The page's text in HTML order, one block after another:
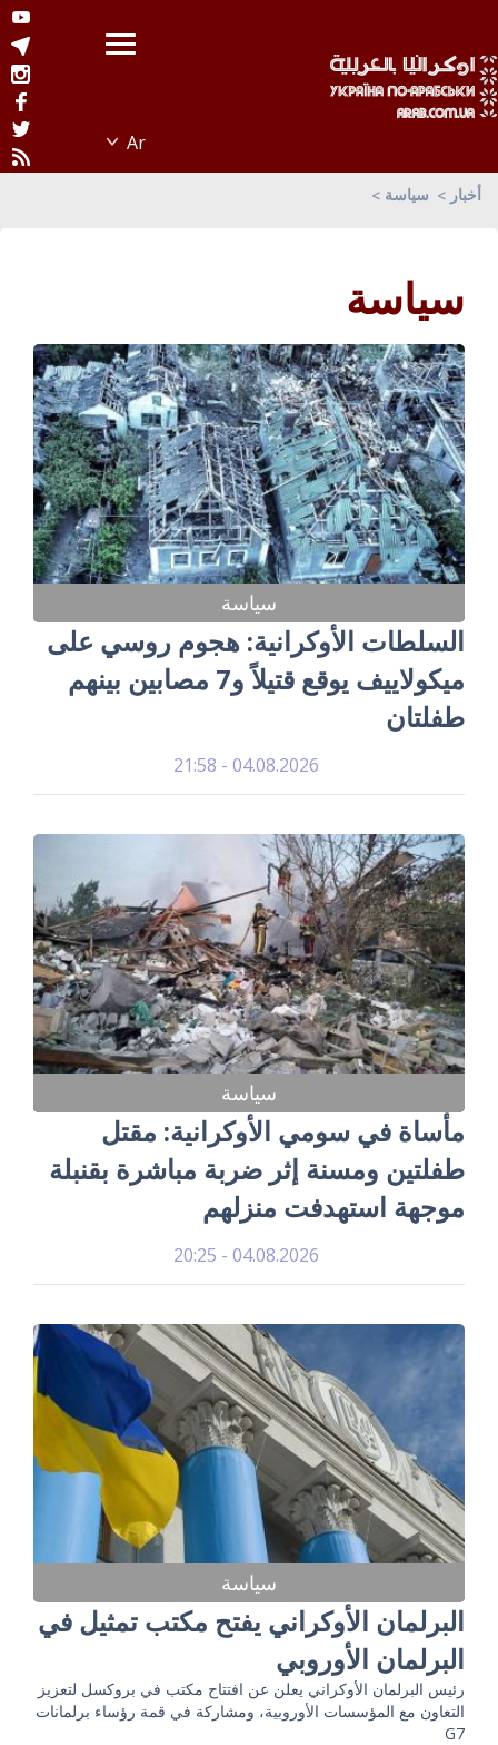
أخبار سياسة
سياسة
سياسة
السلطات الأوكرانية: هجوم روسي على
ميكولاييف يوقع قتيلاً و7 مصابين بينهم
طفلتان
04.08.2026 - 21:58
سياسة
مأساة في سومي الأوكرانية: مقتل
طفلتين ومسنة إثر ضربة مباشرة بقنبلة
موجهة استهدفت منزلهم
04.08.2026 - 20:25
سياسة
البرلمان الأوكراني يفتح مكتب تمثيل في
البرلمان الأوروبي
رئيس البرلمان الأوكراني يعلن عن افتتاح مكتب في بروكسل لتعزيز
التعاون مع المؤسسات الأوروبية، ومشاركة في قمة رؤساء برلمانات
G7